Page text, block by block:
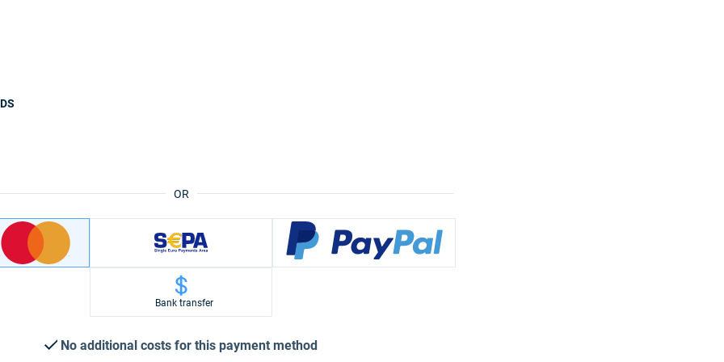
OR
Bank transfer
No additional costs for this payment method